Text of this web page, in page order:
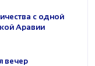
с одной
Аравии
вечер